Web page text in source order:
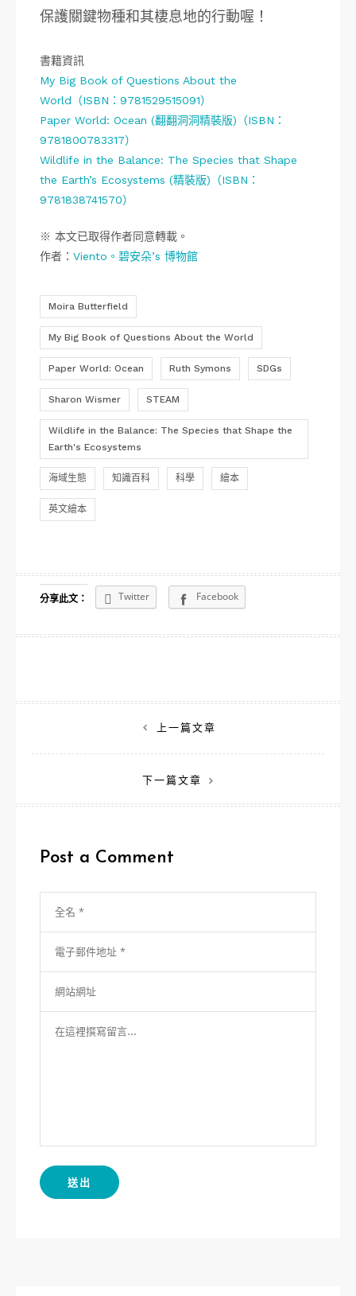
保護關鍵物種和其棲息地的行動喔！
書籍資訊
My Big Book of Questions About the
World（ISBN：9781529515091）
Paper World: Ocean (翻翻洞洞精裝版)（ISBN：
9781800783317）
Wildlife in the Balance: The Species that Shape
the Earth’s Ecosystems (精裝版)（ISBN：
9781838741570）
※ 本文已取得作者同意轉載。
作者： Viento。碧安朵’s 博物館
Moira Butterfield
My Big Book of Questions About the World
Paper World: Ocean Ruth Symons SDGs
Sharon Wismer STEAM
Wildlife in the Balance: The Species that Shape the
Earth's Ecosystems
海域生態 知識百科 科學 繪本
英文繪本
分享此文： Twitter Facebook
章
上一篇文章
下一篇文章
Post a Comment